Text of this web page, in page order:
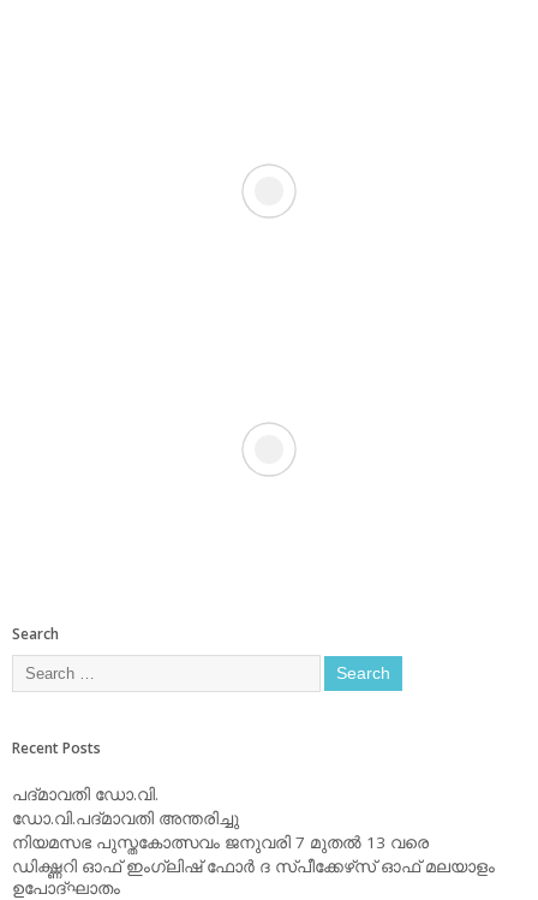
Search
Recent Posts
പദ്മാവതി ഡോ.വി.
ഡോ.വി.പദ്മാവതി അന്തരിച്ചു
നിയമസഭ പുസ്തകോത്സവം ജനുവരി 7 മുതല്‍ 13 വരെ
ഡിക്ഷ്ണറി ഓഫ് ഇംഗ്ലിഷ് ഫോര്‍ ദ സ്പീക്കേഴ്‌സ് ഓഫ് മലയാളം
ഉപോദ്ഘാതം